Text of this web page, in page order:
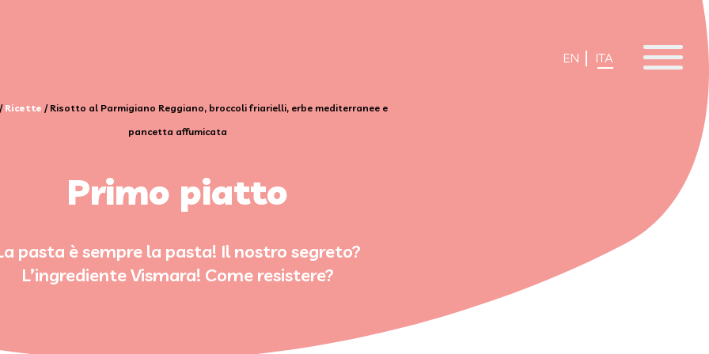
EN ITA
Ricette / Risotto al Parmigiano Reggiano, broccoli friarielli, erbe mediterranee e
pancetta affumicata
Primo piatto
pasta è sempre la pasta! Il nostro segreto?
L’ingrediente Vismara! Come resistere?